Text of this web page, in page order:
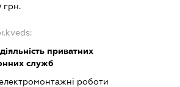
грн.
приватних
служб
роботи